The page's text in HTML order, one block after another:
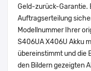
Geld-zurück-Garantie.
Auftragserteilung
Modellnummer Ihrer
S406UA X406U Akku
übereinstimmt und die
den Bildern gezeigten